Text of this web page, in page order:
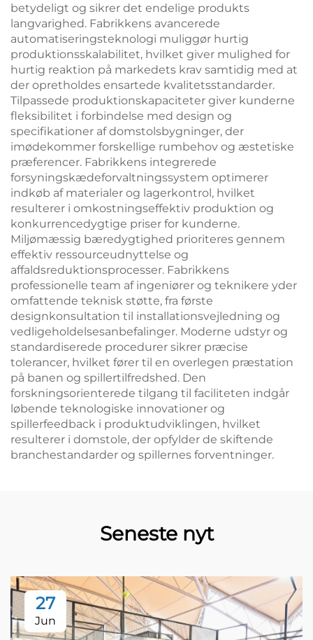
betydeligt og sikrer det endelige produkts
langvarighed. Fabrikkens avancerede
automatiseringsteknologi muliggør hurtig
produktionsskalabilitet, hvilket giver mulighed for
hurtig reaktion på markedets krav samtidig med at
der opretholdes ensartede kvalitetsstandarder.
Tilpassede produktionskapaciteter giver kunderne
fleksibilitet i forbindelse med design og
specifikationer af domstolsbygninger, der
imødekommer forskellige rumbehov og æstetiske
præferencer. Fabrikkens integrerede
forsyningskædeforvaltningssystem optimerer
indkøb af materialer og lagerkontrol, hvilket
resulterer i omkostningseffektiv produktion og
konkurrencedygtige priser for kunderne.
Miljømæssig bæredygtighed prioriteres gennem
effektiv ressourceudnyttelse og
affaldsreduktionsprocesser. Fabrikkens
professionelle team af ingeniører og teknikere yder
omfattende teknisk støtte, fra første
designkonsultation til installationsvejledning og
vedligeholdelsesanbefalinger. Moderne udstyr og
standardiserede procedurer sikrer præcise
tolerancer, hvilket fører til en overlegen præstation
på banen og spillertilfredshed. Den
forskningsorienterede tilgang til faciliteten indgår
løbende teknologiske innovationer og
spillerfeedback i produktudviklingen, hvilket
resulterer i domstole, der opfylder de skiftende
branchestandarder og spillernes forventninger.
Seneste nyt
27
Jun